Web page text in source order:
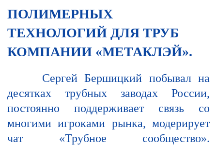
ПОЛИМЕРНЫХ
ТЕХНОЛОГИЙ ДЛЯ ТРУБ
КОМПАНИИ «МЕТАКЛЭЙ».
Сергей Бершицкий побывал на
десятках трубных заводах России,
постоянно поддерживает связь со
многими игроками рынка, модерирует
чат «Трубное сообщество».